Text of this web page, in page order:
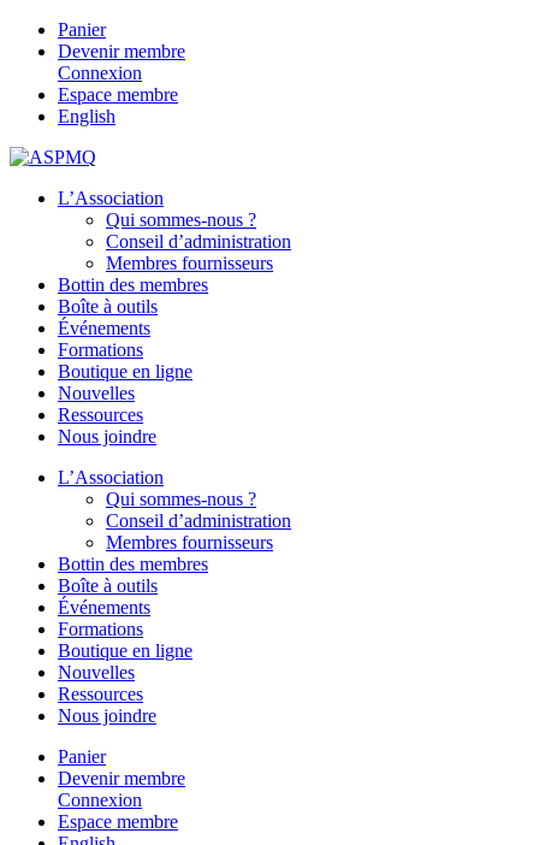
Panier
Devenir membre
Connexion
Espace membre
English
L’Association
Qui sommes-nous ?
Conseil d’administration
Membres fournisseurs
Bottin des membres
Boîte à outils
Événements
Formations
Boutique en ligne
Nouvelles
Ressources
Nous joindre
L’Association
Qui sommes-nous ?
Conseil d’administration
Membres fournisseurs
Bottin des membres
Boîte à outils
Événements
Formations
Boutique en ligne
Nouvelles
Ressources
Nous joindre
Panier
Devenir membre
Connexion
Espace membre